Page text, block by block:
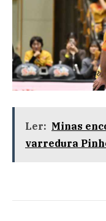
Ler: Minas
varredura